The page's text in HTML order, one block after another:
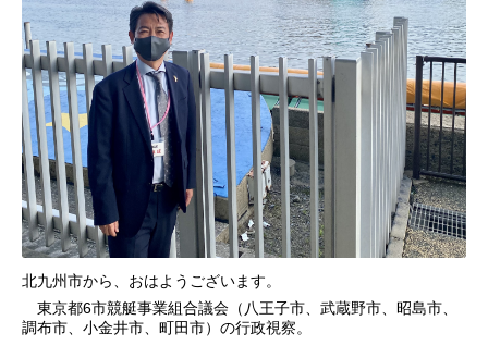
北九州市から、おはようございます。
東京都6市競艇事業組合議会（八王子市、武蔵野市、昭島市、
調布市、小金井市、町田市）の行政視察。